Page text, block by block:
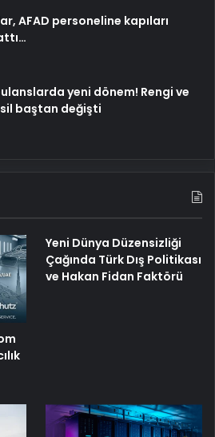
AFAD personeline kapıları
yeni dönem! Rengi ve
baştan değişti
Yeni Dünya Düzensizliği
Çağında Türk Dış Politikası
ve Hakan Fidan Faktörü